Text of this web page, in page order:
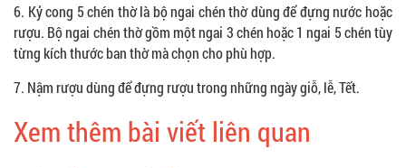
6. Kỷ cong 5chén thờ là bộ ngai chén thờ dùng để đựng nước hoặc
rượu. Bộ ngai chén thờ gồm một ngai 3 chén hoặc 1 ngai 5 chén tùy
từng kích thước ban thờ mà chọn cho phù hợp.
7. Nậm rượu dùng để đựng rượu trong những ngày giỗ, lễ, Tết.
Xem thêm bài viết liên quan